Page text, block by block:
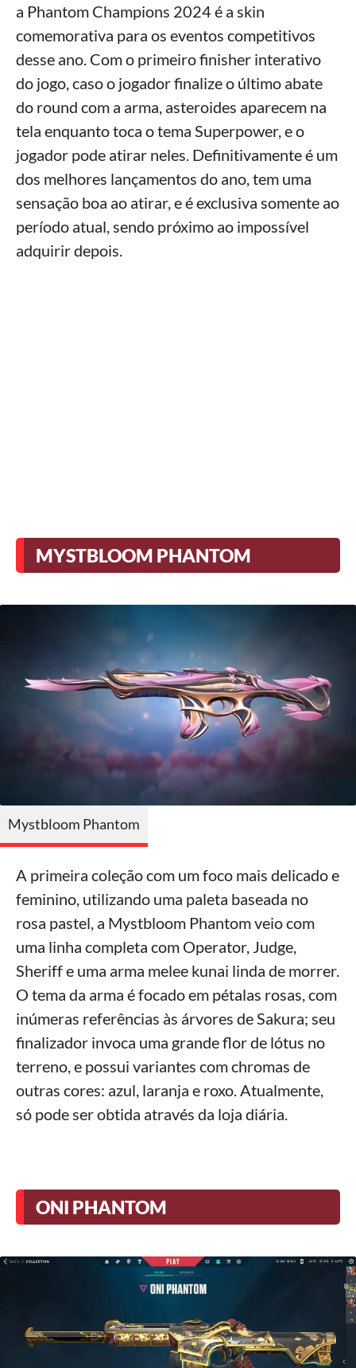
a Phantom Champions 2024 é a skin
comemorativa para os eventos competitivos
desse ano. Com o primeiro finisher interativo
do jogo, caso o jogador finalize o último abate
do round com a arma, asteroides aparecem na
tela enquanto toca o tema Superpower, e o
jogador pode atirar neles. Definitivamente é um
dos melhores lançamentos do ano, tem uma
sensação boa ao atirar, e é exclusiva somente ao
período atual, sendo próximo ao impossível
adquirir depois.
MYSTBLOOM PHANTOM
Mystbloom Phantom
A primeira coleção com um foco mais delicado e
feminino, utilizando uma paleta baseada no
rosa pastel, a Mystbloom Phantom veio com
uma linha completa com Operator, Judge,
Sheriff e uma arma melee kunai linda de morrer.
O tema da arma é focado em pétalas rosas, com
inúmeras referências às árvores de Sakura; seu
finalizador invoca uma grande flor de lótus no
terreno, e possui variantes com chromas de
outras cores: azul, laranja e roxo. Atualmente,
só pode ser obtida através da loja diária.
ONI PHANTOM